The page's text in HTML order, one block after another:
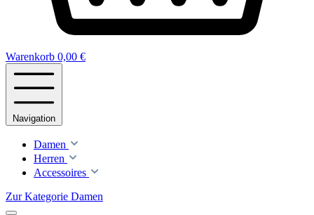
Warenkorb 0,00 €
Navigation
Damen
Herren
Accessoires
Zur Kategorie Damen